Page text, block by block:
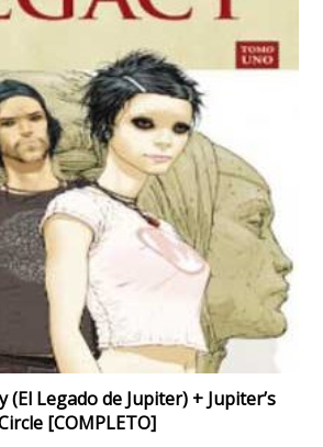
(El Legado de Jupiter) + Jupiter’s
[COMPLETO]